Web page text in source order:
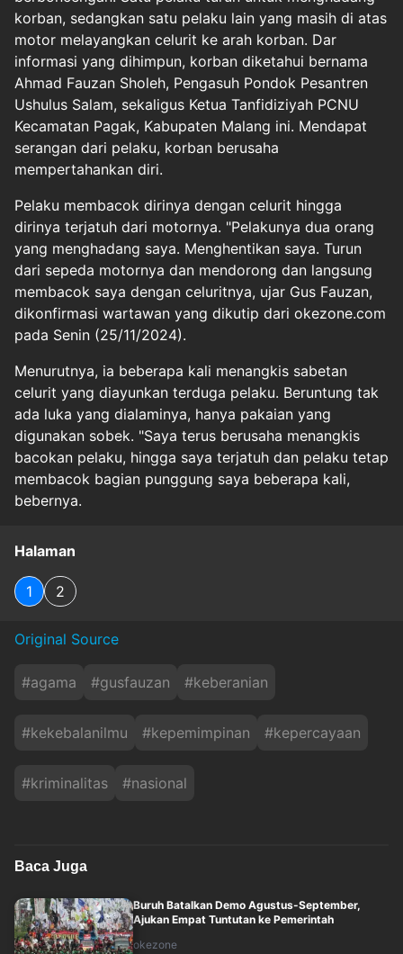
korban, sedangkan satu pelaku lain yang masih di atas
motor melayangkan celurit ke arah korban. Dar
informasi yang dihimpun, korban diketahui bernama
Ahmad Fauzan Sholeh, Pengasuh Pondok Pesantren
Ushulus Salam, sekaligus Ketua Tanfidiziyah PCNU
Kecamatan Pagak, Kabupaten Malang ini. Mendapat
serangan dari pelaku, korban berusaha
mempertahankan diri.
Pelaku membacok dirinya dengan celurit hingga
dirinya terjatuh dari motornya. "Pelakunya dua orang
yang menghadang saya. Menghentikan saya. Turun
dari sepeda motornya dan mendorong dan langsung
membacok saya dengan celuritnya, ujar Gus Fauzan,
dikonfirmasi wartawan yang dikutip dari okezone.com
pada Senin (25/11/2024).
Menurutnya, ia beberapa kali menangkis sabetan
celurit yang diayunkan terduga pelaku. Beruntung tak
ada luka yang dialaminya, hanya pakaian yang
digunakan sobek. "Saya terus berusaha menangkis
bacokan pelaku, hingga saya terjatuh dan pelaku tetap
membacok bagian punggung saya beberapa kali,
bebernya.
Halaman
1 2
Original Source
#agama #gusfauzan #keberanian
#kekebalanilmu #kepemimpinan #kepercayaan
#kriminalitas #nasional
Baca Juga
Buruh Batalkan Demo Agustus-September,
Ajukan Empat Tuntutan ke Pemerintah
okezone